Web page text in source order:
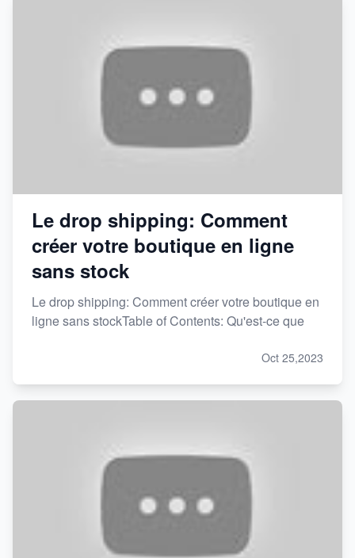
Le drop shipping: Comment
créer votre boutique en ligne
sans stock
Le drop shipping: Comment créer votre boutique en
ligne sans stockTable of Contents: Qu'est-ce que
Oct 25,2023